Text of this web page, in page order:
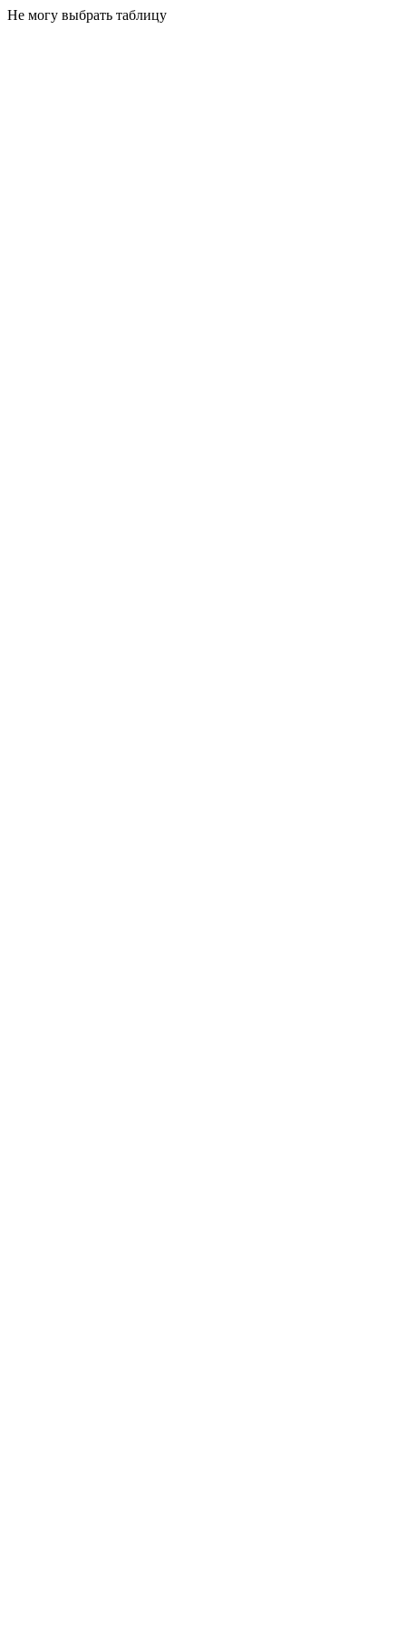
Не могу выбрать таблицу